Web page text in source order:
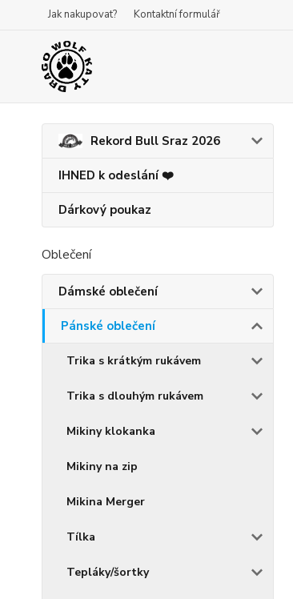
Jak nakupovat? Kontaktní formulář
Rekord Bull Sraz 2026
IHNED k odeslání ❤️
Dárkový poukaz
Oblečení
Dámské oblečení
Pánské oblečení
Trika s krátkým rukávem
Trika s dlouhým rukávem
Mikiny klokanka
Mikiny na zip
Mikina Merger
Tílka
Tepláky/šortky